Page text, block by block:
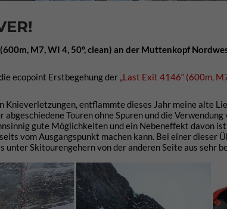
M7, WI 4, 50°, clean) an der Muttenkopf
ecopoint Erstbegehung der „Last Exit 4146“ (600m,
Knieverletzungen, entflammte dieses Jahr meine alte
Touren ohne Spuren und die
gute Möglichkeiten und ein Nebeneffekt davon
vom Ausgangspunkt machen kann. Bei einer dieser
Skitourengehern von der anderen Seite aus sehr